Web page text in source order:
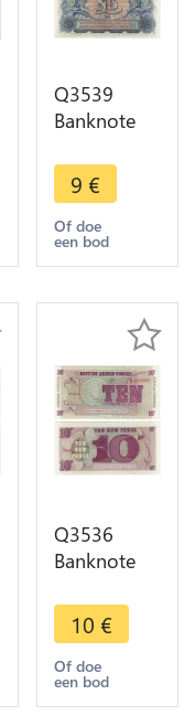
Q3539
Banknote
Kingdom
British Army
Forces 5
Pounds
Make Offer
9 €
Of doe
een bod
Q3536
Banknote
Kingdom
British Army
Forces 10
New Pence
10 €
Of doe
een bod